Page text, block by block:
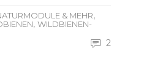
& MEHR,
, WILDBIENEN-
2